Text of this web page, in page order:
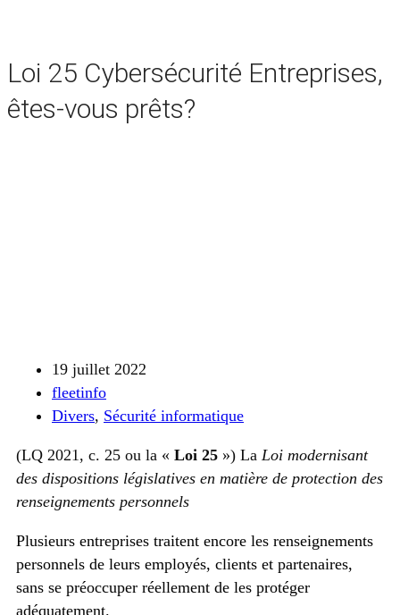
Loi 25 Cybersécurité Entreprises,
êtes-vous prêts?
19 juillet 2022
fleetinfo
Divers, Sécurité informatique
(LQ 2021, c. 25 ou la « Loi 25 ») La Loi modernisant
des dispositions législatives en matière de protection des
renseignements personnels
Plusieurs entreprises traitent encore les renseignements
personnels de leurs employés, clients et partenaires,
sans se préoccuper réellement de les protéger
adéquatement.